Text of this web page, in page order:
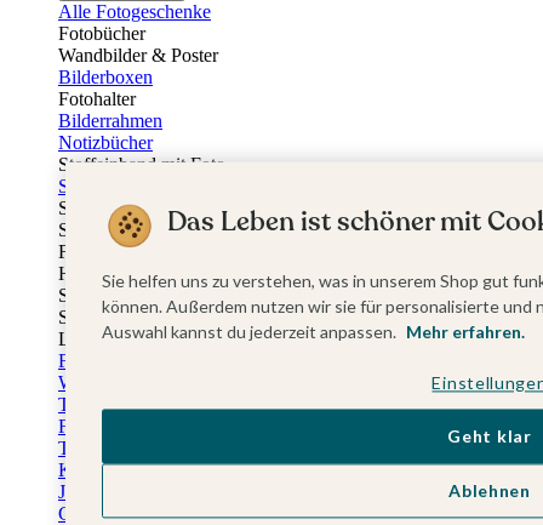
Alle Fotogeschenke
Fotobücher
Wandbilder & Poster
Bilderboxen
Fotohalter
Bilderrahmen
Notizbücher
Stoffeinband mit Foto
Softcover mit Foto
Stoffeinband mit Veredelung
Softcover mit Veredelung
Fotobücher
Hardcover
Softcover
Stoffeinband
Layflat
Fotokalender
Wandkalender
Tischkalender
Familienkalender
Terminkalender
Küchenkalender
Jahresplaner
Geburtstagskalender
Das Leben ist schöner mit
Sie helfen uns zu verstehen, was in unserem Shop gut
können. Außerdem nutzen wir sie für personalisierte
Auswahl kannst du jederzeit anpassen. Mehr erfahren.
Ablehnen
Geht klar